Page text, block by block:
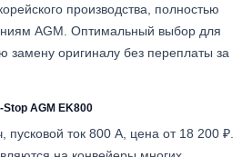
производства, полностью
AGM. Оптимальный выбор для
замену оригиналу без переплаты за
AGM EK800
ток 800 А, цена от 18 200 ₽.